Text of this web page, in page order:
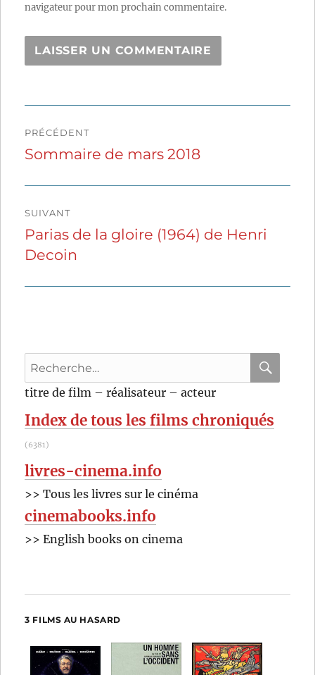
navigateur pour mon prochain commentaire.
de
PRÉCÉDENT
Publication
Sommaire de mars 2018
SUIVANT
Publication
suivante :
Parias de la gloire (1964) de Henri
Decoin
Recherche
pour
:
titre de film – réalisateur – acteur
Index de tous les films chroniqués
(6381)
livres-cinema.info
>> Tous les livres sur le cinéma
cinemabooks.info
>> English books on cinema
3 FILMS AU HASARD